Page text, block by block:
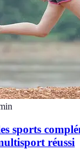
sports
réussi